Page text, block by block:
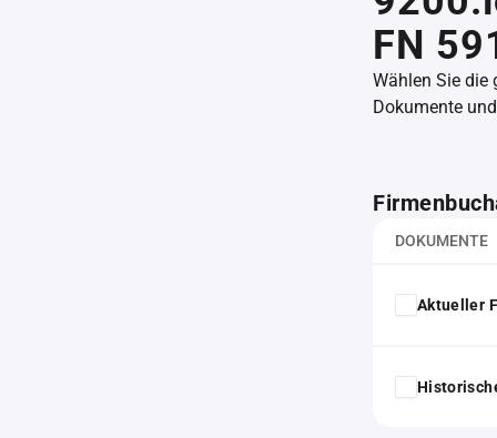
FN
Wählen Sie die
Dokumente
DOKUMENTE
Aktueller